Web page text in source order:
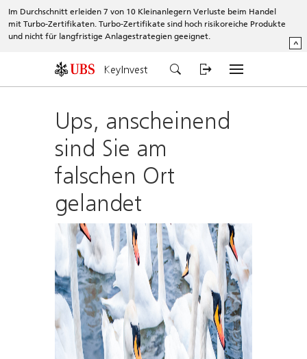
Im Durchschnitt erleiden 7 von 10 Kleinanlegern Verluste beim Handel
mit Turbo-Zertifikaten. Turbo-Zertifikate sind hoch risikoreiche Produkte
und nicht für langfristige Anlagestrategien geeignet.
^
KeyInvest
Ups, anscheinend
sind Sie am
falschen Ort
gelandet